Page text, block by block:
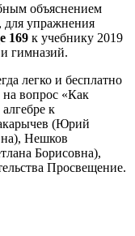
объяснением
для упражнения
169 к учебнику 2019
гимназий.
легко и бесплатно
на вопрос «Как
к
(Юрий
Нешков
Борисовна),
Просвещение.